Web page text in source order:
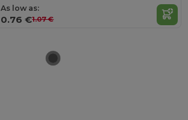
As low as:
0.76 €1.07 €